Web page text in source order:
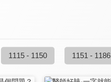
1115 - 1150 1151 - 1186